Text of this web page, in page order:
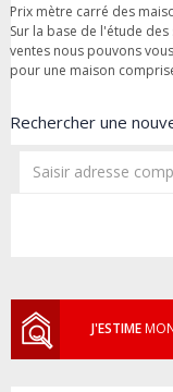
Prix mètre carré des
Sur la base de l'étude
ventes nous pouvons
pour une maison
Rechercher une
J'ESTIME